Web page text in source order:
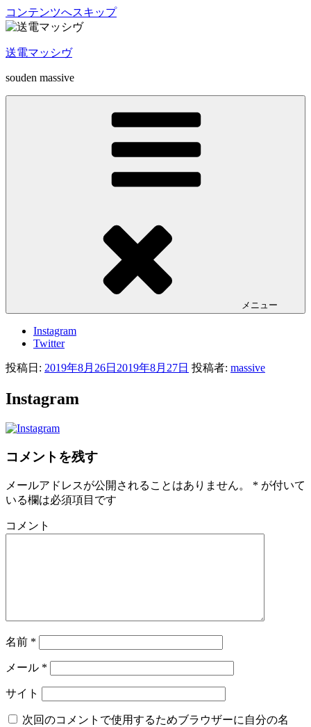
コンテンツへスキップ
送電マッシヴ
souden massive
メニュー
Instagram
Twitter
投稿日: 2019年8月26日 2019年8月27日 投稿者: massive
Instagram
コメントを残す
メールアドレスが公開されることはありません。 * が付いて
いる欄は必須項目です
コメント
名前 *
メール *
サイト
次回のコメントで使用するためブラウザーに自分の名